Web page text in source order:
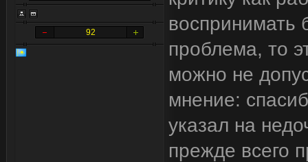
92
воспринимать
проблема, то
можно не
мнение:
указал на
прежде всего